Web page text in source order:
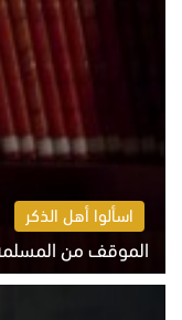
اسألوا أهل الذكر
الموقف من
الخميس 6 أغسطس 2026 10:45 ص